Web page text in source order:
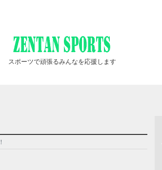
スポーツで頑張るみんなを応援します